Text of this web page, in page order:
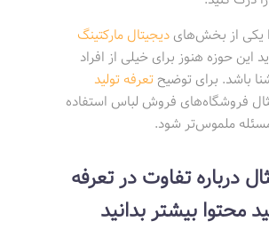
یکی از بخش‌های دیجیتال مارکتینگ
این حوزه هنوز برای خیلی از افراد
باشد. برای توضیح تعرفه تولید
فروشگاه‌های فروش لباس استفاده
ملموس‌تر شود.
درباره تفاوت در تعرفه
محتوا بیشتر بدانید